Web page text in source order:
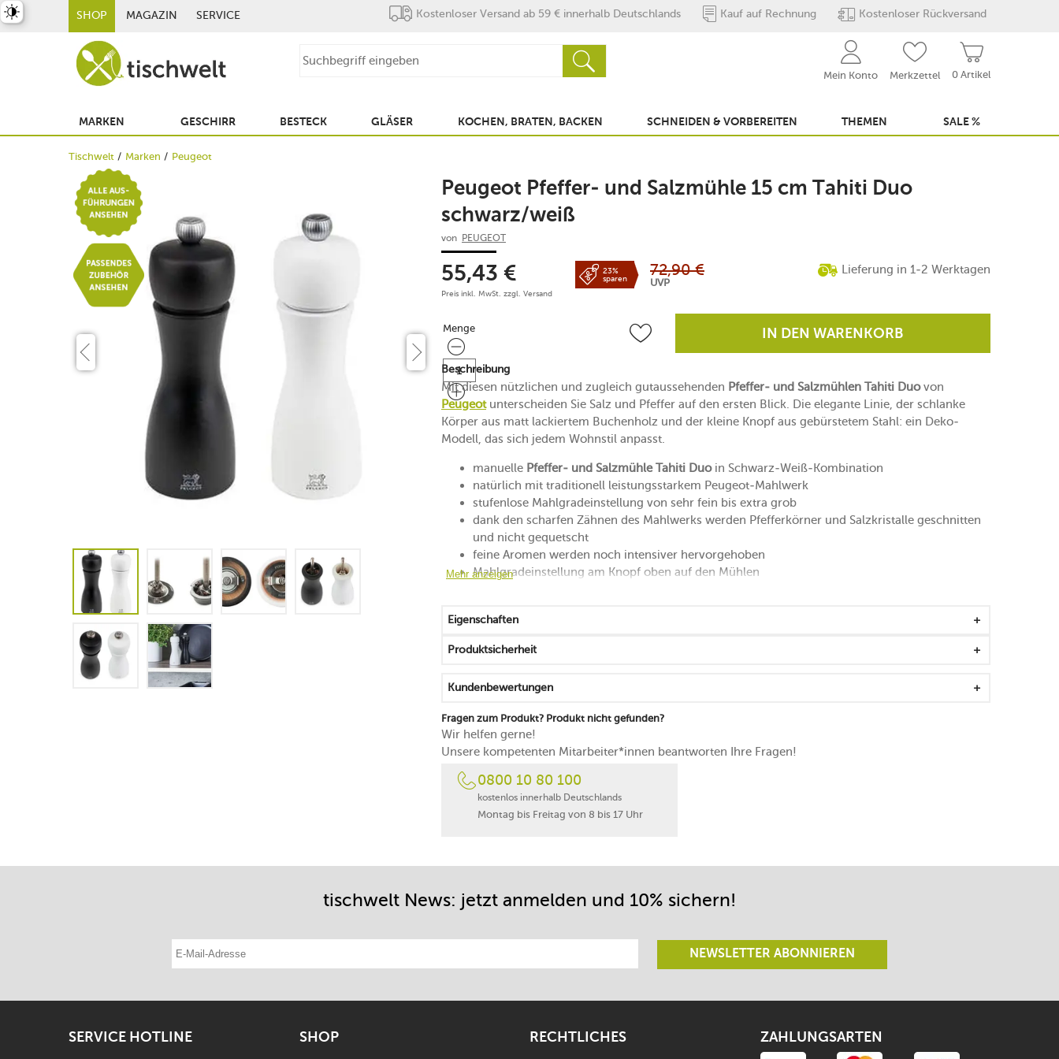
SHOP MAGAZIN SERVICE Kostenloser Versand ab 59 € innerhalb Deutschlands Kauf auf Rechnung Kostenloser Rückversand
0 Artikel
Mein Konto Merkzettel
MARKEN GESCHIRR BESTECK GLÄSER KOCHEN, BRATEN, BACKEN SCHNEIDEN & VORBEREITEN THEMEN SALE %
Tischwelt Marken Peugeot
Peugeot Pfeffer- und Salzmühle 15 cm Tahiti Duo
schwarz/weiß
von PEUGEOT
55,43 €
Preis inkl. MwSt. zzgl. Versand
23%
sparen
72,90 €
UVP
Lieferung in 1-2 Werktagen
Menge
Menge IN DEN WARENKORB
Beschreibung
Mit diesen nützlichen und zugleich gutaussehenden Pfeffer- und Salzmühlen Tahiti Duovon
Peugeotunterscheiden Sie Salz und Pfeffer auf den ersten Blick. Die elegante Linie, der schlanke
Körper aus matt lackiertem Buchenholz und der kleine Knopf aus gebürstetem Stahl: ein Deko-
Modell, das sich jedem Wohnstil anpasst.
manuelle Pfeffer- und Salzmühle Tahiti Duoin Schwarz-Weiß-Kombination
natürlich mit traditionell leistungsstarkem Peugeot-Mahlwerk
stufenlose Mahlgradeinstellung von sehr fein bis extra grob
dank den scharfen Zähnen des Mahlwerks werden Pfefferkörner und Salzkristalle geschnitten
und nicht gequetscht
feine Aromen werden noch intensiver hervorgehoben
Mahlgradeinstellung am Knopf oben auf den Mühlen
liegt durch die ergonomische Form sehr gut in der Hand
das verwendete Holz ist aus nachhaltig bewirtschafteten europäischen Wäldern
Mehr anzeigen
Eigenschaften
Produktsicherheit
Kundenbewertungen
Fragen zum Produkt? Produkt nicht gefunden?
Wir helfen gerne!
Unsere kompetenten Mitarbeiter*innen beantworten Ihre Fragen!
0800 10 80 100
kostenlos innerhalb Deutschlands
Montag bis Freitag von 8 bis 17 Uhr
tischwelt News: jetzt anmelden und 10% sichern!
E-Mail-Adresse eintragen
NEWSLETTER ABONNIEREN
SERVICE HOTLINE SHOP RECHTLICHES ZAHLUNGSARTEN
umschalten